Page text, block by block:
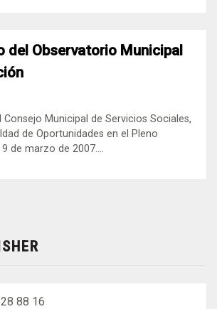
del Observatorio Municipal
Municipal de Servicios Sociales,
de Oportunidades en el Pleno
de marzo de 2007....
88 16